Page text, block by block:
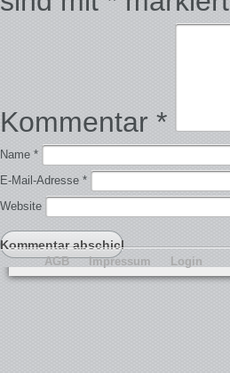
Kommentar *
Name *
E-Mail-Adresse *
Website
AGB Impressum Login